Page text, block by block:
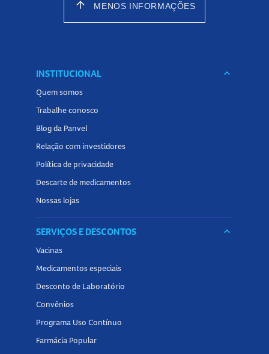
arrow_upward MENOS INFORMAÇÕES
INSTITUCIONAL keyboard_arrow_down
Quem somos
Trabalhe conosco
Blog da Panvel
Relação com investidores
Política de privacidade
Descarte de medicamentos
Nossas lojas
SERVIÇOS E DESCONTOS keyboard_arrow_down
Vacinas
Medicamentos especiais
Desconto de Laboratório
Convênios
Programa Uso Contínuo
Farmácia Popular